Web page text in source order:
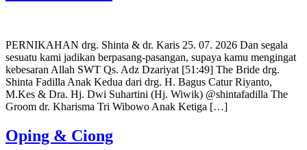
PERNIKAHAN drg. Shinta & dr. Karis 25. 07. 2026 Dan segala
sesuatu kami jadikan berpasang-pasangan, supaya kamu mengingat
kebesaran Allah SWT Qs. Adz Dzariyat [51:49] The Bride drg.
Shinta Fadilla Anak Kedua dari drg. H. Bagus Catur Riyanto,
M.Kes & Dra. Hj. Dwi Suhartini (Hj. Wiwik) @shintafadilla The
Groom dr. Kharisma Tri Wibowo Anak Ketiga […]
Oping & Ciong